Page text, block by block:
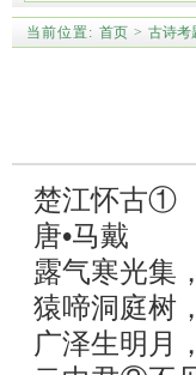
当前位置: 首页 > 古诗考
楚江怀
唐•马戴
露气寒光集
猿啼洞庭树
广泽生明月